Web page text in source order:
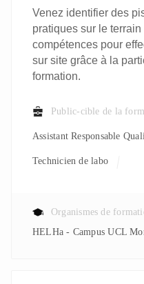
Venez identifier des
pratiques sur le
compétences pour
sur site grâce à la
formation.
Public-cible de la
Assistant Responsable
Technicien de labo
Organismes de
HELHa - Campus UCL